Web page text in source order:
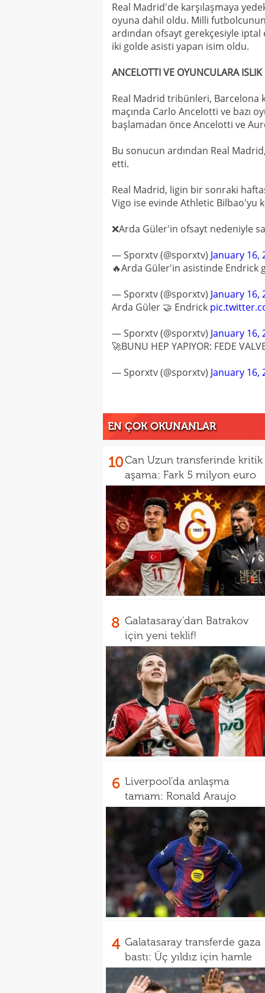
Real Madrid'de karşılaşmaya
oyuna dahil oldu. Milli
ardından ofsayt gerekçesiyle iptal
iki golde asisti yapan isim oldu.
ANCELOTTI VE OYUNCULARA ISLIK
Real Madrid tribünleri, Barcelona
maçında Carlo Ancelotti ve bazı
başlamadan önce Ancelotti ve
Bu sonucun ardından Real
etti.
Real Madrid, ligin bir sonraki
Vigo ise evinde Athletic Bilbao'yu
❌Arda Güler'in ofsayt nedeniyle
— Sporxtv (@sporxtv) January 16,
🔥Arda Güler'in asistinde Endrick
— Sporxtv (@sporxtv) January 16,
Arda Güler 🤝 Endrick
— Sporxtv (@sporxtv) January 16,
🚀BUNU HEP YAPIYOR: FEDE
— Sporxtv (@sporxtv) January 16,
EN ÇOK OKUNANLAR
10Can Uzun transferinde kritik
aşama: Fark 5 milyon euro
8 Galatasaray'dan Batrakov
için yeni teklif!
6 Liverpool'da anlaşma
tamam: Ronald Araujo
4 Galatasaray transferde gaza
bastı: Üç yıldız için hamle